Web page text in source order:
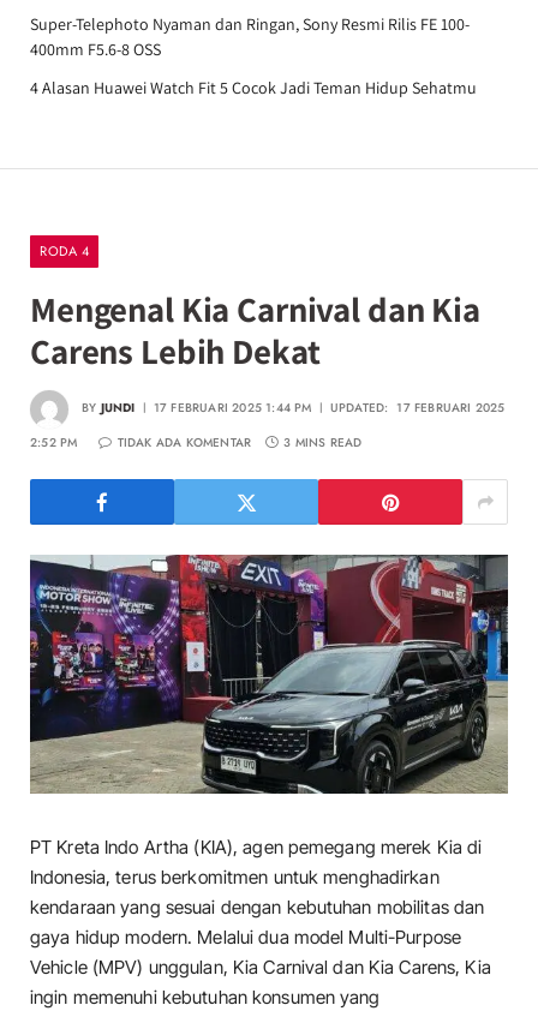
Super-Telephoto Nyaman dan Ringan, Sony Resmi Rilis FE 100-
400mm F5.6-8 OSS
4 Alasan Huawei Watch Fit 5 Cocok Jadi Teman Hidup Sehatmu
RODA 4
Mengenal Kia Carnival dan Kia
Carens Lebih Dekat
BY JUNDI 17 FEBRUARI 2025 1:44 PM UPDATED: 17 FEBRUARI 2025
2:52 PM
TIDAK ADA KOMENTAR 3 MINS READ
PT Kreta Indo Artha (KIA), agen pemegang merek Kia di
Indonesia, terus berkomitmen untuk menghadirkan
kendaraan yang sesuai dengan kebutuhan mobilitas dan
gaya hidup modern. Melalui dua model Multi-Purpose
Vehicle (MPV) unggulan, Kia Carnival dan Kia Carens, Kia
ingin memenuhi kebutuhan konsumen yang